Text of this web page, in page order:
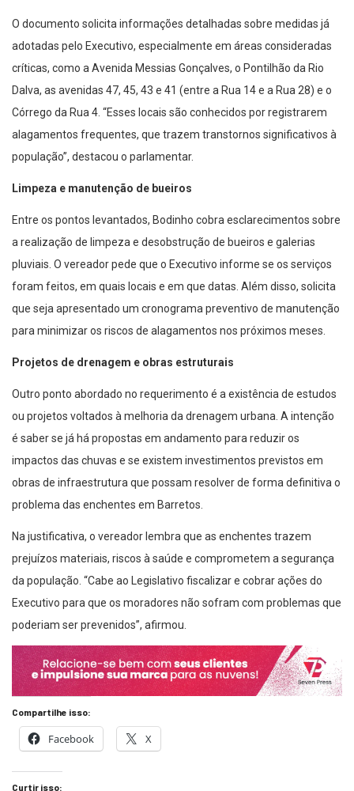
O documento solicita informações detalhadas sobre medidas já
adotadas pelo Executivo, especialmente em áreas consideradas
críticas, como a Avenida Messias Gonçalves, o Pontilhão da Rio
Dalva, as avenidas 47, 45, 43 e 41 (entre a Rua 14 e a Rua 28) e o
Córrego da Rua 4. “Esses locais são conhecidos por registrarem
alagamentos frequentes, que trazem transtornos significativos à
população”, destacou o parlamentar.
Limpeza e manutenção de bueiros
Entre os pontos levantados, Bodinho cobra esclarecimentos sobre
a realização de limpeza e desobstrução de bueiros e galerias
pluviais. O vereador pede que o Executivo informe se os serviços
foram feitos, em quais locais e em que datas. Além disso, solicita
que seja apresentado um cronograma preventivo de manutenção
para minimizar os riscos de alagamentos nos próximos meses.
Projetos de drenagem e obras estruturais
Outro ponto abordado no requerimento é a existência de estudos
ou projetos voltados à melhoria da drenagem urbana. A intenção
é saber se já há propostas em andamento para reduzir os
impactos das chuvas e se existem investimentos previstos em
obras de infraestrutura que possam resolver de forma definitiva o
problema das enchentes em Barretos.
Na justificativa, o vereador lembra que as enchentes trazem
prejuízos materiais, riscos à saúde e comprometem a segurança
da população. “Cabe ao Legislativo fiscalizar e cobrar ações do
Executivo para que os moradores não sofram com problemas que
poderiam ser prevenidos”, afirmou.
Compartilhe isso:
Facebook X
Curtir isso: